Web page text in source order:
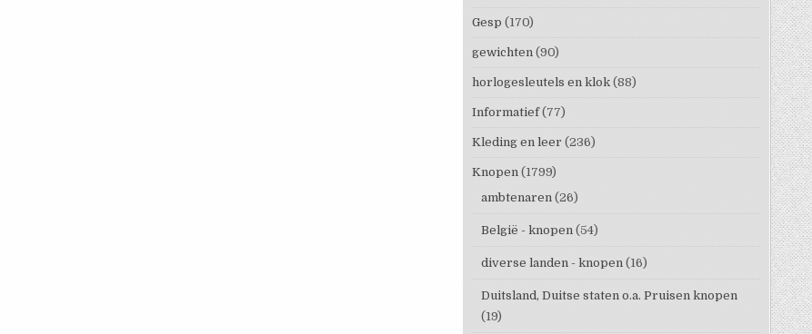
Gesp (170)
gewichten (90)
horlogesleutels en klok (88)
Informatief (77)
Kleding en leer (236)
Knopen (1799)
ambtenaren (26)
België - knopen (54)
diverse landen - knopen (16)
Duitsland, Duitse staten o.a. Pruisen knopen
(19)